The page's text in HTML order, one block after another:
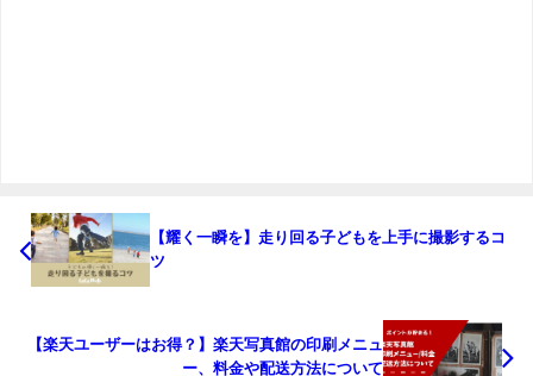
【耀く一瞬を】走り回る子どもを上手に撮影するコ
ツ
【楽天ユーザーはお得？】楽天写真館の印刷メニュ
ー、料金や配送方法について